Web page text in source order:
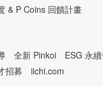
& P Coins 回饋計畫
全新 Pinkoi
ESG 永
招募 iichi.com